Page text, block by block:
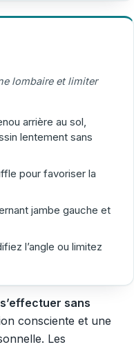
lombaire et limiter
arrière au sol,
lentement sans
pour favoriser la
jambe gauche et
l’angle ou limitez
sans
consciente et une
Les